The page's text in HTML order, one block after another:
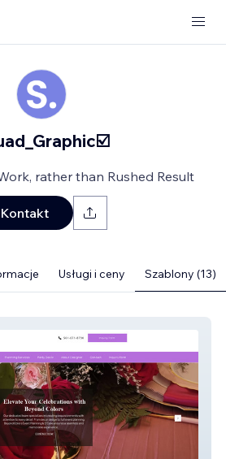
rather than Rushed Result
Kontakt
Usługi i ceny Szablony (13)